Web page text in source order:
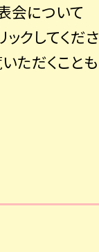
会について
クしてくださ
ただくことも